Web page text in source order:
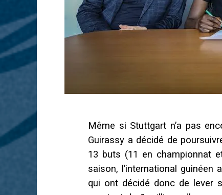
Même si Stuttgart n’a pas
Guirassy a décidé de
13 buts (11 en championnat
saison, l’international
qui ont décidé donc de lever